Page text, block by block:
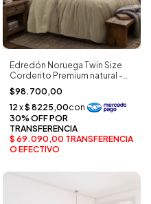
Edredón Noruega Twin Size
Corderito Premium natural -
Palette
$98.700,00